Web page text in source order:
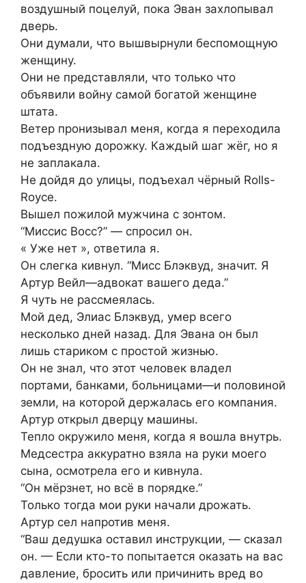
воздушный поцелуй, пока Эван захлопывал
дверь.
Они думали, что вышвырнули беспомощную
женщину.
Они не представляли, что только что
объявили войну самой богатой женщине
штата.
Ветер пронизывал меня, когда я переходила
подъездную дорожку. Каждый шаг жёг, но я
не заплакала.
Не дойдя до улицы, подъехал чёрный Rolls-
Royce.
Вышел пожилой мужчина с зонтом.
“Миссис Восс?” — спросил он.
« Уже нет », ответила я.
Он слегка кивнул. “Мисс Блэквуд, значит. Я
Артур Вейл—адвокат вашего деда.”
Я чуть не рассмеялась.
Мой дед, Элиас Блэквуд, умер всего
несколько дней назад. Для Эвана он был
лишь стариком с простой жизнью.
Он не знал, что этот человек владел
портами, банками, больницами—и половиной
земли, на которой держалась его компания.
Артур открыл дверцу машины.
Тепло окружило меня, когда я вошла внутрь.
Медсестра аккуратно взяла на руки моего
сына, осмотрела его и кивнула.
“Он мёрзнет, но всё в порядке.”
Только тогда мои руки начали дрожать.
Артур сел напротив меня.
“Ваш дедушка оставил инструкции, — сказал
он. — Если кто-то попытается оказать на вас
давление, бросить или причинить вред во